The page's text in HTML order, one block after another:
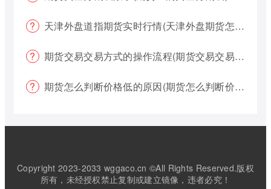
天津外盘道指期货实时行情(天津外盘期货怎么交易)
期货交易交易方式的操作流程(期货交易交易方式的操作流程是什么)
期货怎么判断价格低的原因(期货怎么判断价格低的原因呢)
Copyright 2023-2033 wggaco.cn ©All Rights Reserved.版权
所有，未经授权禁止复制或建立镜像，违者必究！